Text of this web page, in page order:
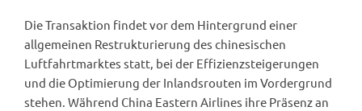
Die Transaktion findet vor dem Hintergrund einer
allgemeinen Restrukturierung des chinesischen
Luftfahrtmarktes statt, bei der Effizienzsteigerungen
und die Optimierung der Inlandsrouten im Vordergrund
stehen. Während China Eastern Airlines ihre Präsenz an